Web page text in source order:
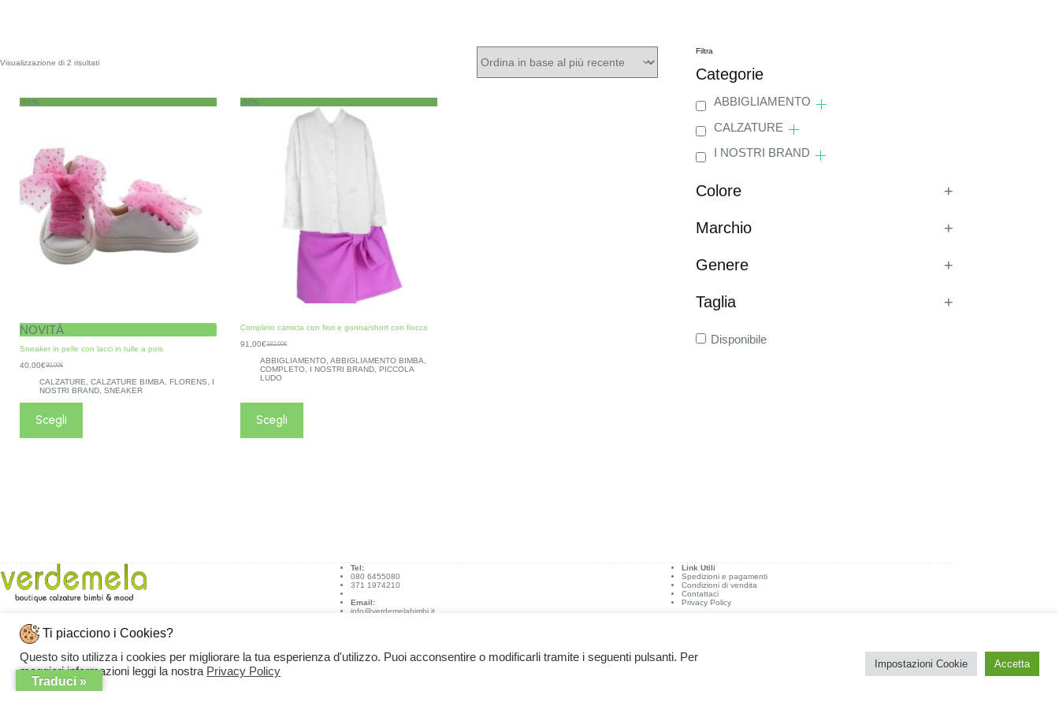
Visualizzazione di 2 risultati
-50%
NOVITÀ
Sneaker in pelle con lacci in tulle a pois
80,00€
40,00€
CALZATURE
CALZATURE BIMBA FLORENS
I
NOSTRI BRAND SNEAKER
Scegli
-50%
Completo camicia con fiori e gonna/short con fiocco
182,00€
91,00€
ABBIGLIAMENTO, ABBIGLIAMENTO BIMBA
COMPLETO, I NOSTRI BRAND, PICCOLA
LUDO
Scegli
Filtra
Categorie
ABBIGLIAMENTO
CALZATURE
I NOSTRI BRAND
Colore +
Marchio +
Genere +
Taglia +
Disponibile
Indirizzo:
76011 Bisceglie BT
Tel:
080 6455080
371 1974210
Email:
info@verdemelabimbi.it
Link Utili
Spedizioni e pagamenti
Condizioni di vendita
Contattaci
Privacy Policy
Ti piacciono i Cookies?
Questo sito utilizza i cookies per migliorare la tua esperienza d'utilizzo. Puoi acconsentire o modificarli tramite i seguenti pulsanti. Per
maggiori informazioni leggi la nostra Privacy Policy
Impostazioni Cookie Accetta
Traduci »